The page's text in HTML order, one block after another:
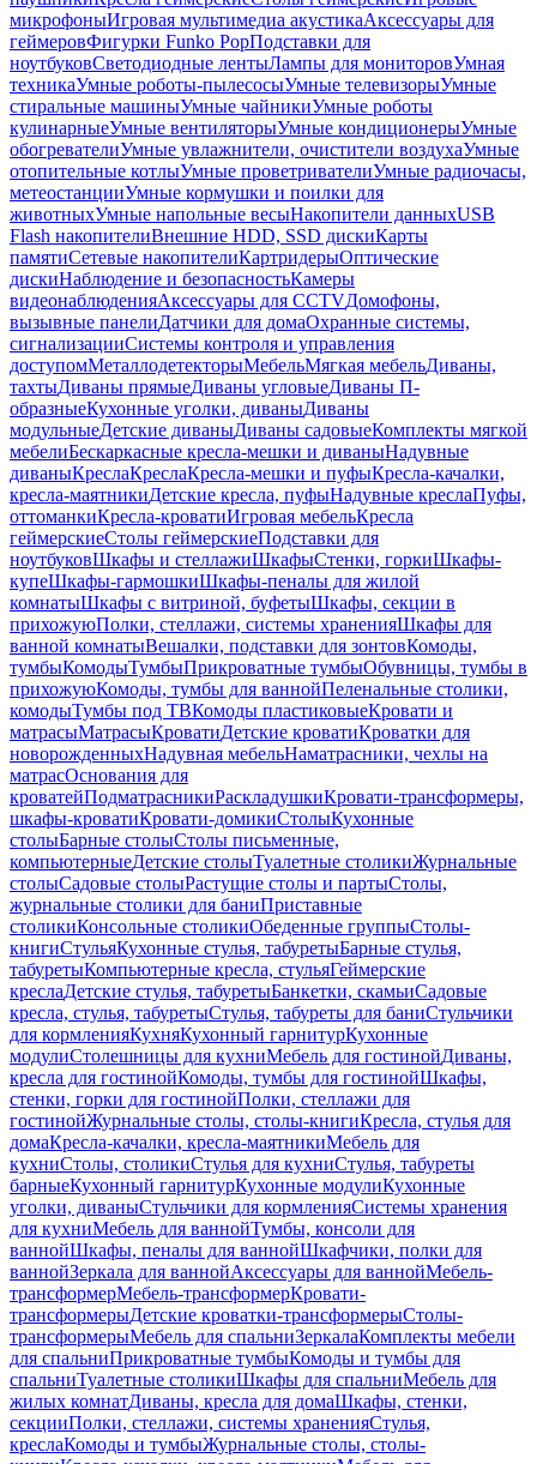
микрофоныИгровая мультимедиа акустикаАксессуары для
геймеровФигурки Funko PopПодставки для
ноутбуковСветодиодные лентыЛампы для мониторовУмная
техникаУмные роботы-пылесосыУмные телевизорыУмные
стиральные машиныУмные чайникиУмные роботы
кулинарныеУмные вентиляторыУмные кондиционерыУмные
обогревателиУмные увлажнители, очистители воздухаУмные
отопительные котлыУмные проветривателиУмные радиочасы,
метеостанцииУмные кормушки и поилки для
животныхУмные напольные весыНакопители данныхUSB
Flash накопителиВнешние HDD, SSD дискиКарты
памятиСетевые накопителиКартридерыОптические
дискиНаблюдение и безопасностьКамеры
видеонаблюденияАксессуары для CCTVДомофоны,
вызывные панелиДатчики для домаОхранные системы,
сигнализацииСистемы контроля и управления
доступомМеталлодетекторыМебельМягкая мебельДиваны,
тахтыДиваны прямыеДиваны угловыеДиваны П-
образныеКухонные уголки, диваныДиваны
модульныеДетские диваныДиваны садовыеКомплекты мягкой
мебелиБескаркасные кресла-мешки и диваныНадувные
диваныКреслаКреслаКресла-мешки и пуфыКресла-качалки,
кресла-маятникиДетские кресла, пуфыНадувные креслаПуфы,
оттоманкиКресла-кроватиИгровая мебельКресла
геймерскиеСтолы геймерскиеПодставки для
ноутбуковШкафы и стеллажиШкафыСтенки, горкиШкафы-
купеШкафы-гармошкиШкафы-пеналы для жилой
комнатыШкафы с витриной, буфетыШкафы, секции в
прихожуюПолки, стеллажи, системы храненияШкафы для
ванной комнатыВешалки, подставки для зонтовКомоды,
тумбыКомодыТумбыПрикроватные тумбыОбувницы, тумбы в
прихожуюКомоды, тумбы для ваннойПеленальные столики,
комодыТумбы под ТВКомоды пластиковыеКровати и
матрасыМатрасыКроватиДетские кроватиКроватки для
новорожденныхНадувная мебельНаматрасники, чехлы на
матрасОснования для
кроватейПодматрасникиРаскладушкиКровати-трансформеры,
шкафы-кроватиКровати-домикиСтолыКухонные
столыБарные столыСтолы письменные,
компьютерныеДетские столыТуалетные столикиЖурнальные
столыСадовые столыРастущие столы и партыСтолы,
журнальные столики для баниПриставные
столикиКонсольные столикиОбеденные группыСтолы-
книгиСтульяКухонные стулья, табуретыБарные стулья,
табуретыКомпьютерные кресла, стульяГеймерские
креслаДетские стулья, табуретыБанкетки, скамьиСадовые
кресла, стулья, табуретыСтулья, табуреты для баниСтульчики
для кормленияКухняКухонный гарнитурКухонные
модулиСтолешницы для кухниМебель для гостинойДиваны,
кресла для гостинойКомоды, тумбы для гостинойШкафы,
стенки, горки для гостинойПолки, стеллажи для
гостинойЖурнальные столы, столы-книгиКресла, стулья для
домаКресла-качалки, кресла-маятникиМебель для
кухниСтолы, столикиСтулья для кухниСтулья, табуреты
барныеКухонный гарнитурКухонные модулиКухонные
уголки, диваныСтульчики для кормленияСистемы хранения
для кухниМебель для ваннойТумбы, консоли для
ваннойШкафы, пеналы для ваннойШкафчики, полки для
ваннойЗеркала для ваннойАксессуары для ваннойМебель-
трансформерМебель-трансформерКровати-
трансформерыДетские кроватки-трансформерыСтолы-
трансформерыМебель для спальниЗеркалаКомплекты мебели
для спальниПрикроватные тумбыКомоды и тумбы для
спальниТуалетные столикиШкафы для спальниМебель для
жилых комнатДиваны, кресла для домаШкафы, стенки,
секцииПолки, стеллажи, системы храненияСтулья,
креслаКомоды и тумбыЖурнальные столы, столы-